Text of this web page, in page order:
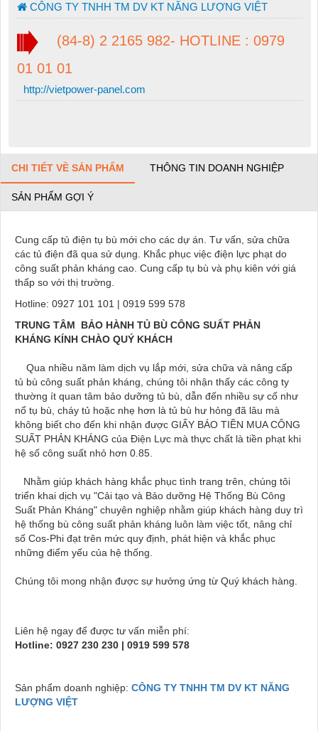
CÔNG TY TNHH TM DV KT NĂNG LƯỢNG VIỆT
(84-8) 2 2165 982- HOTLINE : 0979
01 01 01
http://vietpower-panel.com
CHI TIẾT VỀ SẢN PHẨM THÔNG TIN DOANH NGHIỆP
SẢN PHẨM GỢI Ý
Cung cấp tủ điện tụ bù mới cho các dự án. Tư vấn, sửa chữa
các tủ điện đã qua sử dụng. Khắc phục việc điện lực phạt do
công suất phản kháng cao. Cung cấp tụ bù và phụ kiên với giá
thấp so với thị trường.
Hotline: 0927 101 101 | 0919 599 578
TRUNG TÂM BẢO HÀNH TỦ BÙ CÔNG SUẤT PHẢN
KHÁNG KÍNH CHÀO QUÝ KHÁCH
Qua nhiều năm làm dịch vụ lắp mới, sửa chữa và nâng cấp
tủ bù công suất phản kháng, chúng tôi nhận thấy các công ty
thường ít quan tâm bảo dưỡng tủ bù, dẫn đến nhiều sự cố như
nổ tụ bù, cháy tủ hoặc nhẹ hơn là tủ bù hư hỏng đã lâu mà
không biết cho đến khi nhận được GIẤY BÁO TIỀN MUA CÔNG
SUẤT PHẢN KHÁNG của Điện Lực mà thực chất là tiền phạt khi
hệ số công suất nhỏ hơn 0.85.
Nhằm giúp khách hàng khắc phục tình trang trên, chúng tôi
triển khai dịch vụ "Cải tạo và Bảo dưỡng Hệ Thống Bù Công
Suất Phản Kháng" chuyên nghiệp nhằm giúp khách hàng duy trì
hệ thống bù công suất phản kháng luôn làm việc tốt, nâng chỉ
số Cos-Phi đạt trên mức quy định, phát hiện và khắc phục
những điểm yếu của hệ thống.
Chúng tôi mong nhận được sự hưởng ứng từ Quý khách hàng.
Liên hệ ngay để được tư vấn miễn phí:
Hotline: 0927 230 230 | 0919 599 578
Sản phẩm doanh nghiệp: CÔNG TY TNHH TM DV KT NĂNG
LƯỢNG VIỆT